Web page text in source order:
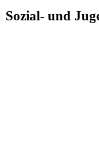
Sozial- und